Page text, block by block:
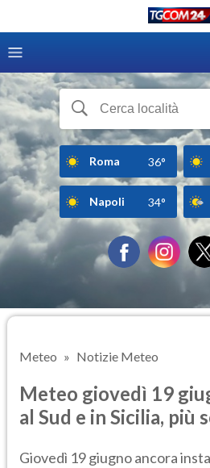
Roma 36°
Napoli 34°
Meteo Notizie Meteo
Meteo giovedì 19
al Sud e in Sicilia, più
Giovedì 19 giugno ancora